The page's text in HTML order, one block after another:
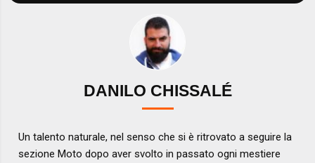
DANILO CHISSALÉ
Un talento naturale, nel senso che si è ritrovato a seguire la
sezione Moto dopo aver svolto in passato ogni mestiere